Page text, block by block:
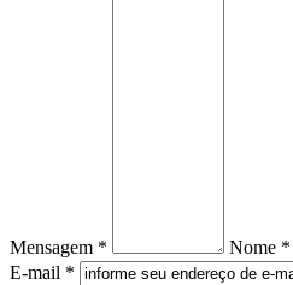
Mensagem *
Nome *
E-mail *